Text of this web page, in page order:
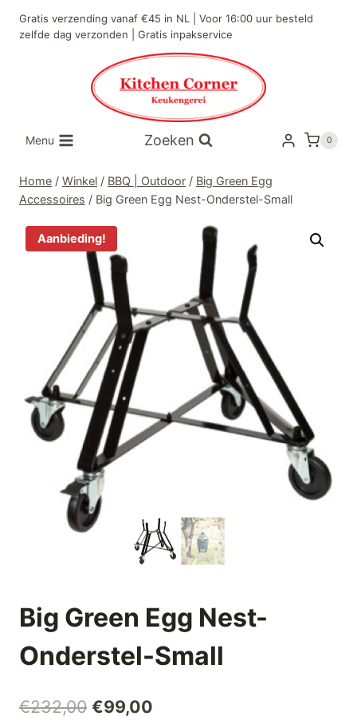
naar
Gratis verzending vanaf €45 in NL | Voor 16:00 uur besteld
zelfde dag verzonden | Gratis inpakservice
Menu Zoeken 0
Home / Winkel / BBQ | Outdoor / Big Green Egg
Accessoires / Big Green Egg Nest-Onderstel-Small
Aanbieding!
Big Green Egg Nest-
Onderstel-Small
€232,00 Oorspronkelijke
€99,00